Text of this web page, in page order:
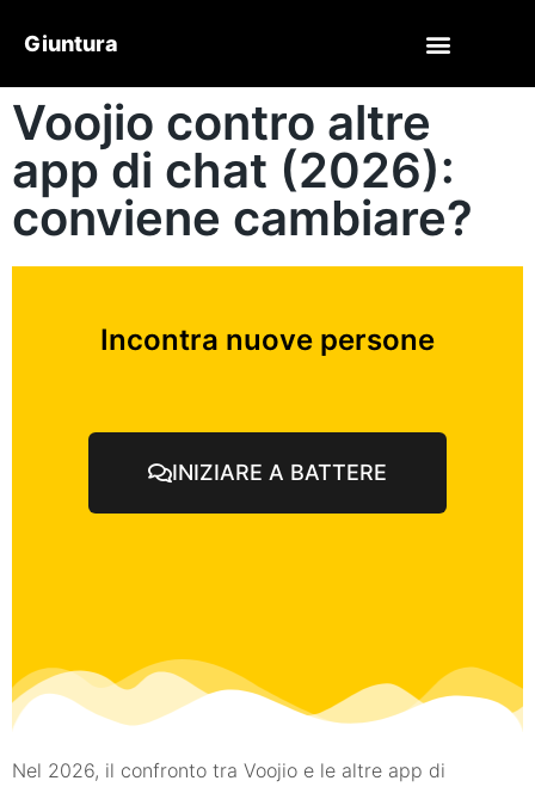
Giuntura
Voojio contro altre
app di chat (2026):
conviene cambiare?
Incontra nuove persone
INIZIARE A BATTERE
Nel 2026, il confronto tra Voojio e le altre app di